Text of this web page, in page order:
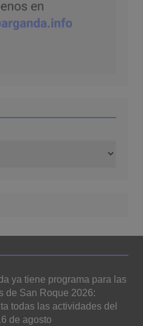
ya tiene programa para las
de San Roque 2026:
todas las actividades del
de agosto